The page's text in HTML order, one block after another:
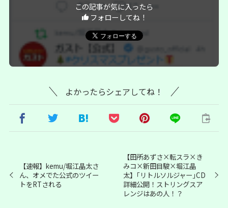
この記事が気に入ったら
フォローしてね！
よかったらシェアしてね！
【速報】kemu/堀江晶太さ
ん、オメでた公式のツイー
トをRTされる
【田所あずさ×転スラ×き
みコ×新田目駿×堀江晶
太】｢リトルソルジャー｣CD
詳細公開！ストリングスア
レンジはあの人！？